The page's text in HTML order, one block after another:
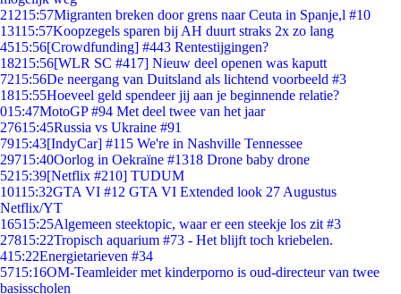
21215:57Migranten breken door grens naar Ceuta in Spanje,l #10
13115:57Koopzegels sparen bij AH duurt straks 2x zo lang
4515:56[Crowdfunding] #443 Rentestijgingen?
18215:56[WLR SC #417] Nieuw deel openen was kaputt
7215:56De neergang van Duitsland als lichtend voorbeeld #3
1815:55Hoeveel geld spendeer jij aan je beginnende relatie?
015:47MotoGP #94 Met deel twee van het jaar
27615:45Russia vs Ukraine #91
7915:43[IndyCar] #115 We're in Nashville Tennessee
29715:40Oorlog in Oekraïne #1318 Drone baby drone
5215:39[Netflix #210] TUDUM
10115:32GTA VI #12 GTA VI Extended look 27 Augustus
Netflix/YT
16515:25Algemeen steektopic, waar er een steekje los zit #3
27815:22Tropisch aquarium #73 - Het blijft toch kriebelen.
415:22Energietarieven #34
5715:16OM-Teamleider met kinderporno is oud-directeur van twee
basisscholen